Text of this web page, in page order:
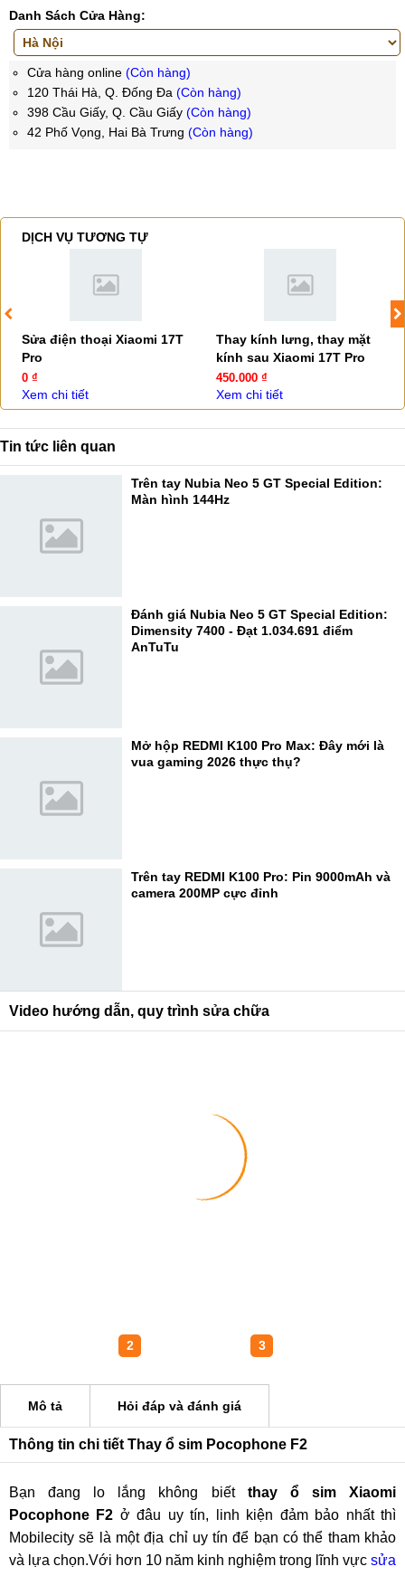
Danh Sách Cửa Hàng:
Cửa hàng online (Còn hàng)
120 Thái Hà, Q. Đống Đa (Còn hàng)
398 Cầu Giấy, Q. Cầu Giấy (Còn hàng)
42 Phố Vọng, Hai Bà Trưng (Còn hàng)
DỊCH VỤ TƯƠNG TỰ
Sửa điện thoại Xiaomi 17T
Pro
0 ₫
Xem chi tiết
Thay kính lưng, thay mặt
kính sau Xiaomi 17T Pro
450.000 ₫
Xem chi tiết
Tin tức liên quan
Trên tay Nubia Neo 5 GT Special Edition:
Màn hình 144Hz
Đánh giá Nubia Neo 5 GT Special Edition:
Dimensity 7400 - Đạt 1.034.691 điểm
AnTuTu
Mở hộp REDMI K100 Pro Max: Đây mới là
vua gaming 2026 thực thụ?
Trên tay REDMI K100 Pro: Pin 9000mAh và
camera 200MP cực đỉnh
Video hướng dẫn, quy trình sửa chữa
Mô tả Hỏi đáp và đánh giá
Thông tin chi tiết Thay ổ sim Pocophone F2
Bạn đang lo lắng không biết thay ổ sim Xiaomi
Pocophone F2 ở đâu uy tín, linh kiện đảm bảo nhất thì
Mobilecity sẽ là một địa chỉ uy tín để bạn có thể tham khảo
và lựa chọn.Với hơn 10 năm kinh nghiệm trong lĩnh vực sửa